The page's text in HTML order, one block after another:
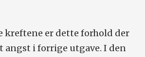
kreftene er dette forhold der
angst i forrige utgave. I den